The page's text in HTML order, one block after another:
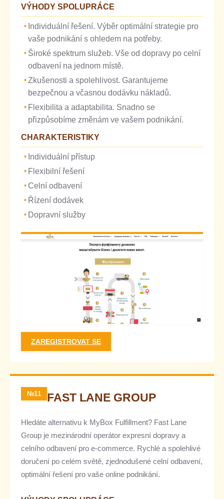
VÝHODY SPOLUPRÁCE
Individuální řešení. Výběr optimální strategie pro
vaše podnikání s ohledem na potřeby.
Široké spektrum služeb. Vše od dopravy po celní
odbavení na jednom místě.
Zkušenosti a spolehlivost. Garantujeme
bezpečnou a včasnou dodávku nákladů.
Flexibilita a adaptabilita. Snadno se
přizpůsobíme změnám ve vašem podnikání.
CHARAKTERISTIKY
Individuální přístup
Flexibilní řešení
Celní odbavení
Řízení dodávek
Dopravní služby
ZAREGISTROVAT SE
№11 FAST LANE GROUP
Hledáte alternativu k MyBox Fulfillment? Fast Lane
Group je mezinárodní operátor expresní dopravy a
celního odbavení pro e-commerce. Rychlé a spolehlivé
doručení po celém světě, zjednodušené celní odbavení,
optimální řešení pro vaše online podnikání.